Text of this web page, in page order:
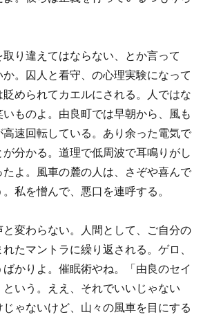
り違えてはならない、とか言って
。囚人と看守、の心理実験になって
められてカエルにされる。人ではな
いものよ。由良町では早朝から、風も
高速回転している。あり余った電気で
分かる。道理で低周波で耳鳴りがし
よ。風車の麓の人は、さぞや喜んで
私を憎んで、悪口を連呼する。
と変わらない。人間として、ご自分の
たマントラに繰り返される。ゲロ、
かりよ。催眠術やね。「由良のセイ
いう。ええ、それでいいじゃない
ゃないけど、山々の風車を目にする